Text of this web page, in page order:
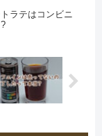
ラテはコンビニ